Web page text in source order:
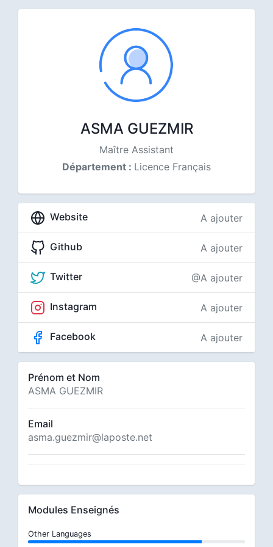
ASMA GUEZMIR
Maître Assistant
Département : Licence Français
Website A ajouter
Github A ajouter
Twitter @A ajouter
Instagram A ajouter
Facebook A ajouter
Prénom et Nom
ASMA GUEZMIR
Email
asma.guezmir@laposte.net
Modules Enseignés
Other Languages